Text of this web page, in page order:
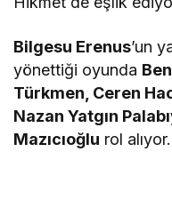
Bilgesu Erenus’un
yönettiği oyunda
Türkmen, Ceren
Nazan Yatgın
Mazıcıoğlu rol alıyor.